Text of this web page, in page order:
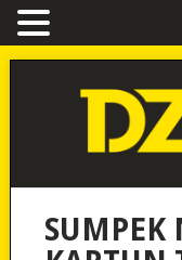
SUMPEK